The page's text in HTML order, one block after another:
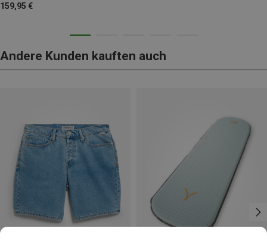
159,95 €
Andere Kunden kauften auch